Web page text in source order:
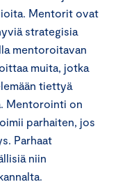
Mentorit ovat
strategisia
mentoroitavan
muita, jotka
tiettyä
Mentorointi on
parhaiten, jos
Parhaat
niin